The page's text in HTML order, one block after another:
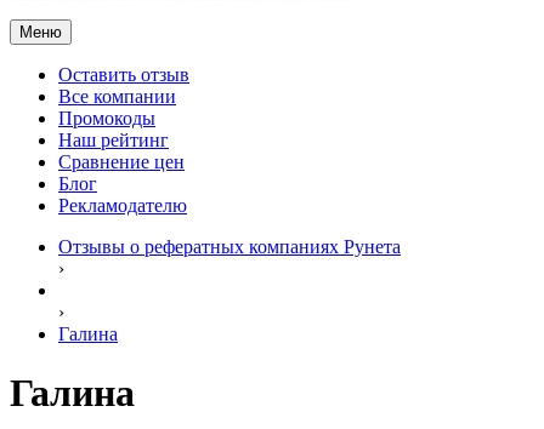
Меню
Оставить отзыв
Все компании
Промокоды
Наш рейтинг
Сравнение цен
Блог
Рекламодателю
Отзывы о рефератных компаниях Рунета
›
›
Галина
Галина